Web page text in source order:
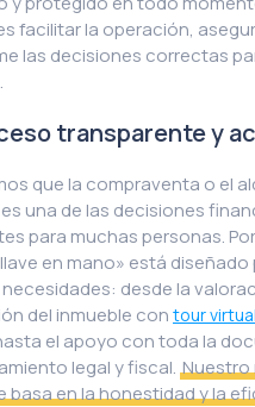
facilitar la operación,
las decisiones correctas
transparente y
que la compraventa o el
una de las decisiones
para muchas personas.
en mano» está diseñado
desde la
del inmueble con tour virtual
el apoyo con toda la
legal y fiscal.
basa en la honestidad y la